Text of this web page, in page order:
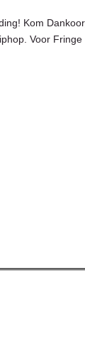
Kom
Voor Fringe